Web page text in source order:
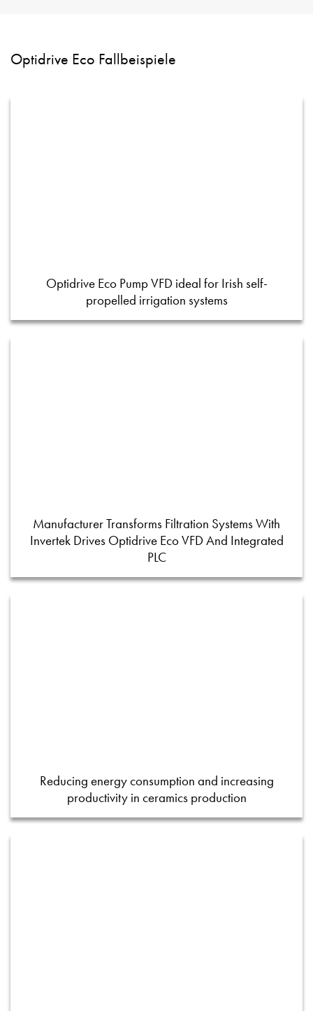
Optidrive Eco Fallbeispiele
Optidrive Eco Pump VFD ideal for Irish self-
propelled irrigation systems
Manufacturer Transforms Filtration Systems With
Invertek Drives Optidrive Eco VFD And Integrated
PLC
Reducing energy consumption and increasing
productivity in ceramics production